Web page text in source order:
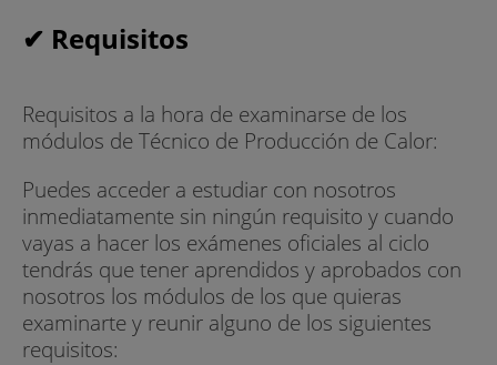
✔ Requisitos
Requisitos a la hora de examinarse de los
módulos de Técnico de Producción de Calor:
Puedes acceder a estudiar con nosotros
inmediatamente sin ningún requisito y cuando
vayas a hacer los exámenes oficiales al ciclo
tendrás que tener aprendidos y aprobados con
nosotros los módulos de los que quieras
examinarte y reunir alguno de los siguientes
requisitos: